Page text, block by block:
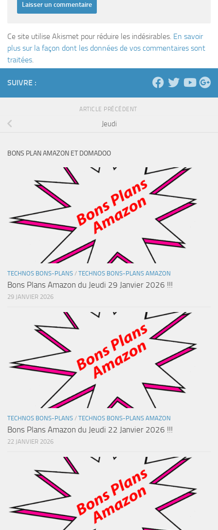
Ce site utilise Akismet pour réduire les indésirables. En savoir
plus sur la façon dont les données de vos commentaires sont
traitées.
SUIVRE :
ARTICLE PRÉCÉDENT
Jeudi
BONS PLAN AMAZON ET DOMADOO
TECHNOS BONS-PLANS / TECHNOS BONS-PLANS AMAZON
Bons Plans Amazon du Jeudi 29 Janvier 2026 !!!
29 JANVIER 2026
TECHNOS BONS-PLANS / TECHNOS BONS-PLANS AMAZON
Bons Plans Amazon du Jeudi 22 Janvier 2026 !!!
22 JANVIER 2026